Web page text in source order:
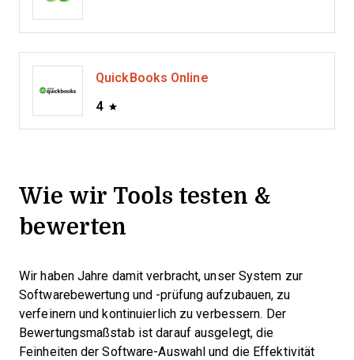
QuickBooks Online
4
Wie wir Tools testen &
bewerten
Wir haben Jahre damit verbracht, unser System zur
Softwarebewertung und -prüfung aufzubauen, zu
verfeinern und kontinuierlich zu verbessern. Der
Bewertungsmaßstab ist darauf ausgelegt, die
Feinheiten der Software-Auswahl und die Effektivität